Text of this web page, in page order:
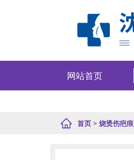
网站首页
首页 > 烧烫伤疤痕